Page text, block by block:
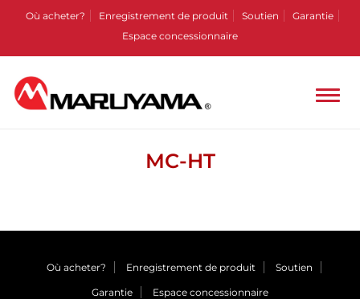
Où acheter? Enregistrement de produit Soutien
Garantie
Espace concessionnaire
MC-HT
Où acheter? Enregistrement de produit Soutien
Garantie Espace concessionnaire